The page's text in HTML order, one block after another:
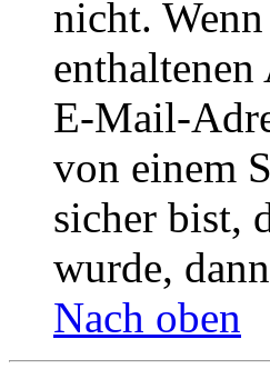
nicht.
E-Mail-
von einem
sicher bist,
wurde,
Nach oben